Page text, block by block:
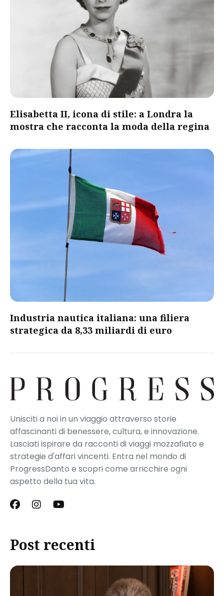
Elisabetta II, icona di stile: a Londra la
mostra che racconta la moda della regina
​Industria nautica italiana: una filiera
strategica da 8,33 miliardi di euro​
Unisciti a noi in un viaggio attraverso storie
affascinanti di benessere, cultura, e innovazione.
Lasciati ispirare da racconti di viaggi mozzafiato e
strategie d'affari vincenti. Entra nel mondo di
ProgressDanto e scopri come arricchire ogni
aspetto della tua vita.
Post recenti